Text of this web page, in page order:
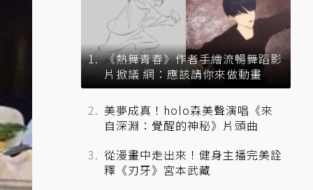
《熱舞青春》作者手繪流暢舞蹈影
片掀議 網：應該請你來做動畫
美夢成真！holo森美聲演唱《來
自深淵：覺醒的神秘》片頭曲
從漫畫中走出來！健身主播完美詮
釋《刃牙》宮本武藏